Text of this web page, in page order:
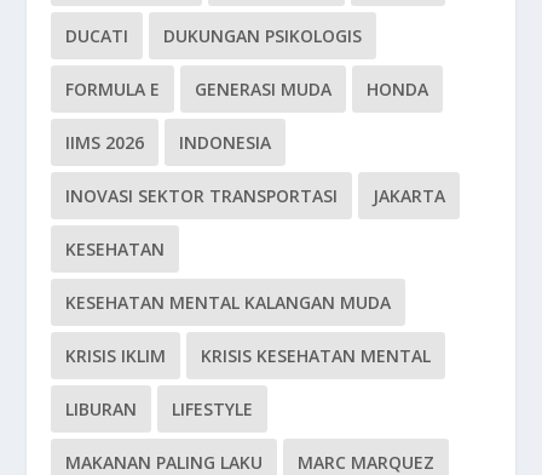
DUCATI DUKUNGAN PSIKOLOGIS
FORMULA E GENERASI MUDA HONDA
IIMS 2026 INDONESIA
INOVASI SEKTOR TRANSPORTASI JAKARTA
KESEHATAN
KESEHATAN MENTAL KALANGAN MUDA
KRISIS IKLIM KRISIS KESEHATAN MENTAL
LIBURAN LIFESTYLE
MAKANAN PALING LAKU MARC MARQUEZ